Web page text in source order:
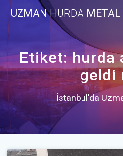
to
UZMANHURDA METAL
Etiket:hurda
geldi
İstanbul'da